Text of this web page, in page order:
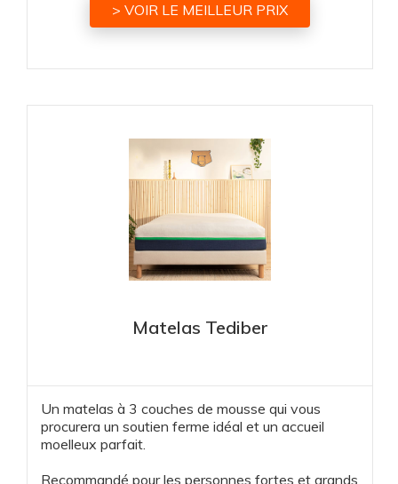
> VOIR LE MEILLEUR PRIX
Matelas Tediber
Un matelas à 3 couches de mousse qui vous
procurera un soutien ferme idéal et un accueil
moelleux parfait.
Recommandé pour les personnes fortes et grands